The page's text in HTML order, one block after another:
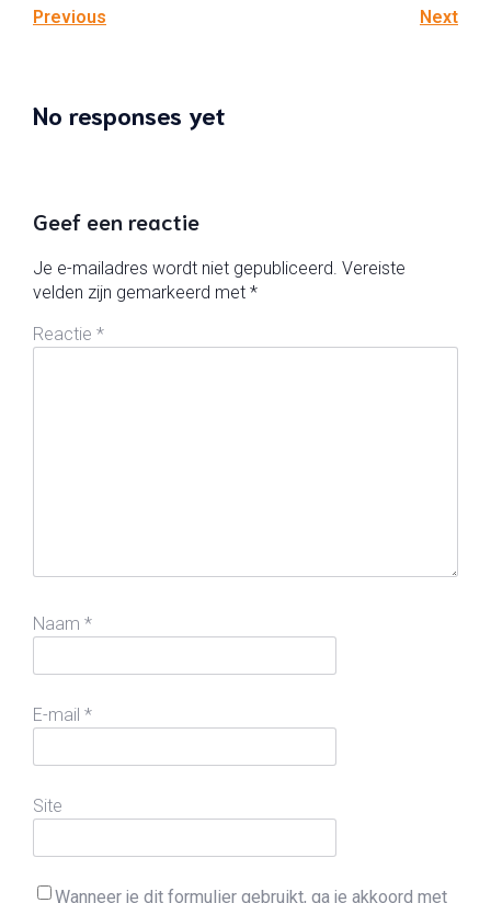
Previous Next
No responses yet
Geef een reactie
Je e-mailadres wordt niet gepubliceerd. Vereiste
velden zijn gemarkeerd met *
Reactie *
Naam *
E-mail *
Site
Wanneer je dit formulier gebruikt, ga je akkoord met